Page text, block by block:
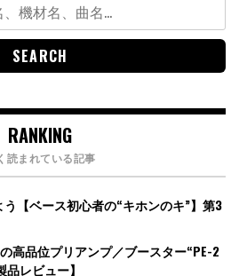
RANKING
読まれている記事
【ベース初心者の“キホンのキ”】第3
高品位プリアンプ／ブースター“PE-2
品レビュー】